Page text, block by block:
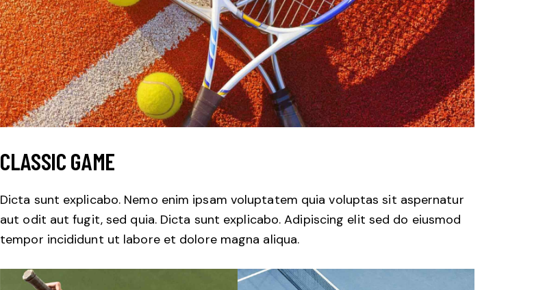
CLASSIC GAME
Dicta sunt explicabo. Nemo enim ipsam voluptatem quia voluptas sit aspernatur
aut odit aut fugit, sed quia. Dicta sunt explicabo. Adipiscing elit sed do eiusmod
tempor incididunt ut labore et dolore magna aliqua.